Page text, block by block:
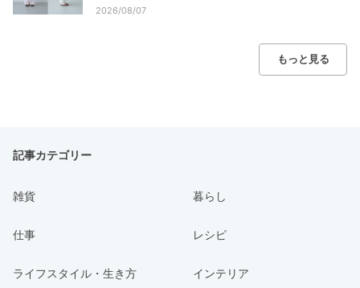
2026/08/07
もっと見る
記事カテゴリー
雑貨 暮らし
仕事 レシピ
ライフスタイル・生き方 インテリア